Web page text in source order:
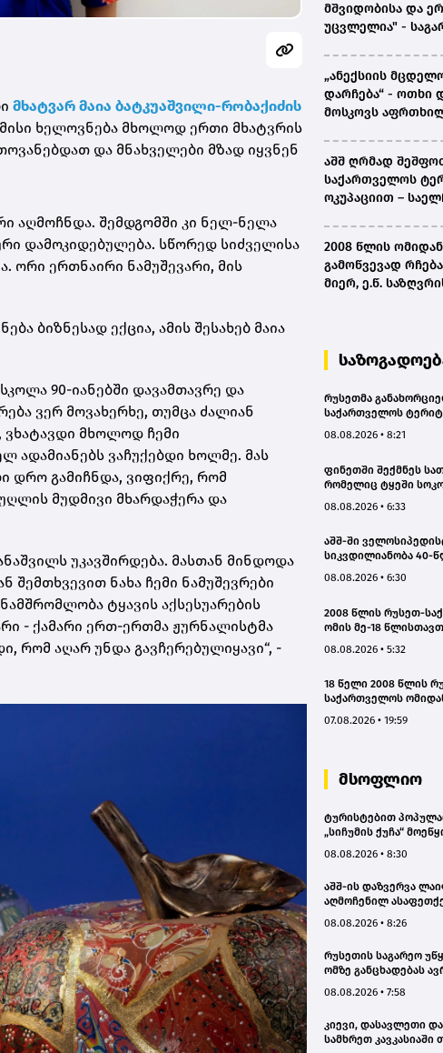
მხატვარ მაია ბატკუაშვილი-რობაქიძის
ხელოვნება მხოლოდ ერთი მხატვრის
და მნახველები მზად იყვნენ
აღმოჩნდა. შემდგომში კი ნელ-ნელა
დამოკიდებულება. სწორედ სიძველისა
ორი ერთნაირი ნამუშევარი, მის
ბიზნესად ექცია, ამის შესახებ მაია
90-იანებში დავამთავრე და
ვერ მოვახერხე, თუმცა ძალიან
ვხატავდი მხოლოდ ჩემი
ადამიანებს ვაჩუქებდი ხოლმე. მას
დრო გამიჩნდა, ვიფიქრე, რომ
მუდმივი მხარდაჭერა და
უკავშირდება. მასთან მინდოდა
შემთხვევით ნახა ჩემი ნამუშევრები
ტყავის აქსესუარების
- ქამარი ერთ-ერთმა ჟურნალისტმა
რომ აღარ უნდა გავჩერებულიყავი“, -
მშვიდობისა და
უცვლელია" -
„ანექსიის
დარჩება“ - ოთხი
მოსკოვს
აშშ ღრმად
საქართველოს
ოკუპაციით –
2008 წლის
გამოწვევად
მიერ, ე.წ.
სახალხო
რუსეთმა
საქართველოს
რეჟიმის და
გადაფარავს ამ
დანაშაული ჩვენი
წინაშე - კობახიძე
08.08.2026 • 8:21
ფინეთში შექმნეს
რომელიც ტყეში
08.08.2026 • 6:33
აშშ-ში
სიკვდილიანობა 40-
08.08.2026 • 6:30
2008 წლის რუსეთ-
ომის მე-18
შენობებზე
08.08.2026 • 5:32
18 წელი 2008 წლის
საქართველოს
07.08.2026 • 19:59
მსოფლიო
ტურისტებით
„სიჩუმის ქუჩა“
08.08.2026 • 8:30
აშშ-ის დაზვერვა
აღმოჩენილ
08.08.2026 • 8:26
რუსეთის საგარეო
ომზე განცხადებას
08.08.2026 • 7:58
კიევი, დასავლეთი
სამხრეთ